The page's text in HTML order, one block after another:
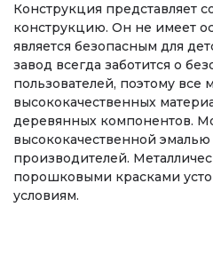
Конструкция представляет
конструкцию. Он не имеет
является безопасным для
завод всегда заботится о
пользователей, поэтому все
высококачественных
деревянных компонентов.
высококачественной
производителей.
порошковыми красками
условиям.